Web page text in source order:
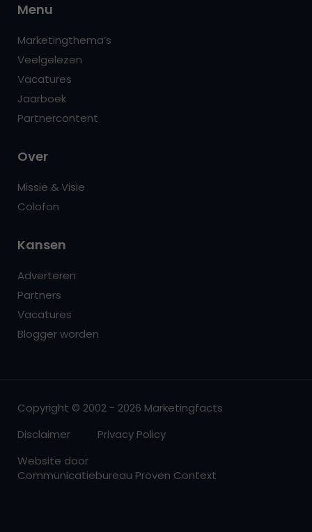
Menu
Marketingthema’s
Veelgelezen
Vacatures
Jaarboek
Partnercontent
Over
Missie & Visie
Colofon
Kansen
Adverteren
Partners
Vacatures
Blogger worden
Copyright © 2002 - 2026 Marketingfacts
Disclaimer
Privacy Policy
Website door
Communicatiebureau Proven Context